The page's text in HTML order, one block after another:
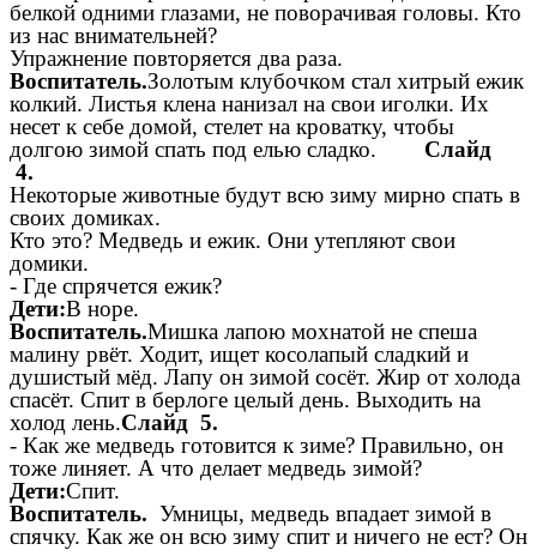
белкой одними глазами, не поворачивая головы. Кто
из нас внимательней?
Упражнение повторяется два раза.
Воспитатель.Золотым клубочком стал хитрый ежик
колкий. Листья клена нанизал на свои иголки. Их
несет к себе домой, стелет на кроватку, чтобы
долгою зимой спать под елью сладко. Слайд
4.
Некоторые животные будут всю зиму мирно спать в
своих домиках.
Кто это? Медведь и ежик. Они утепляют свои
домики.
- Где спрячется ежик?
Дети:В норе.
Воспитатель.Мишка лапою мохнатой не спеша
малину рвёт. Ходит, ищет косолапый сладкий и
душистый мёд. Лапу он зимой сосёт. Жир от холода
спасёт. Спит в берлоге целый день. Выходить на
холод лень.Слайд 5.
- Как же медведь готовится к зиме? Правильно, он
тоже линяет. А что делает медведь зимой?
Дети:Спит.
Воспитатель. Умницы, медведь впадает зимой в
спячку. Как же он всю зиму спит и ничего не ест? Он